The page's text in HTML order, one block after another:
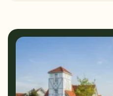
Prijs/kwaliteit